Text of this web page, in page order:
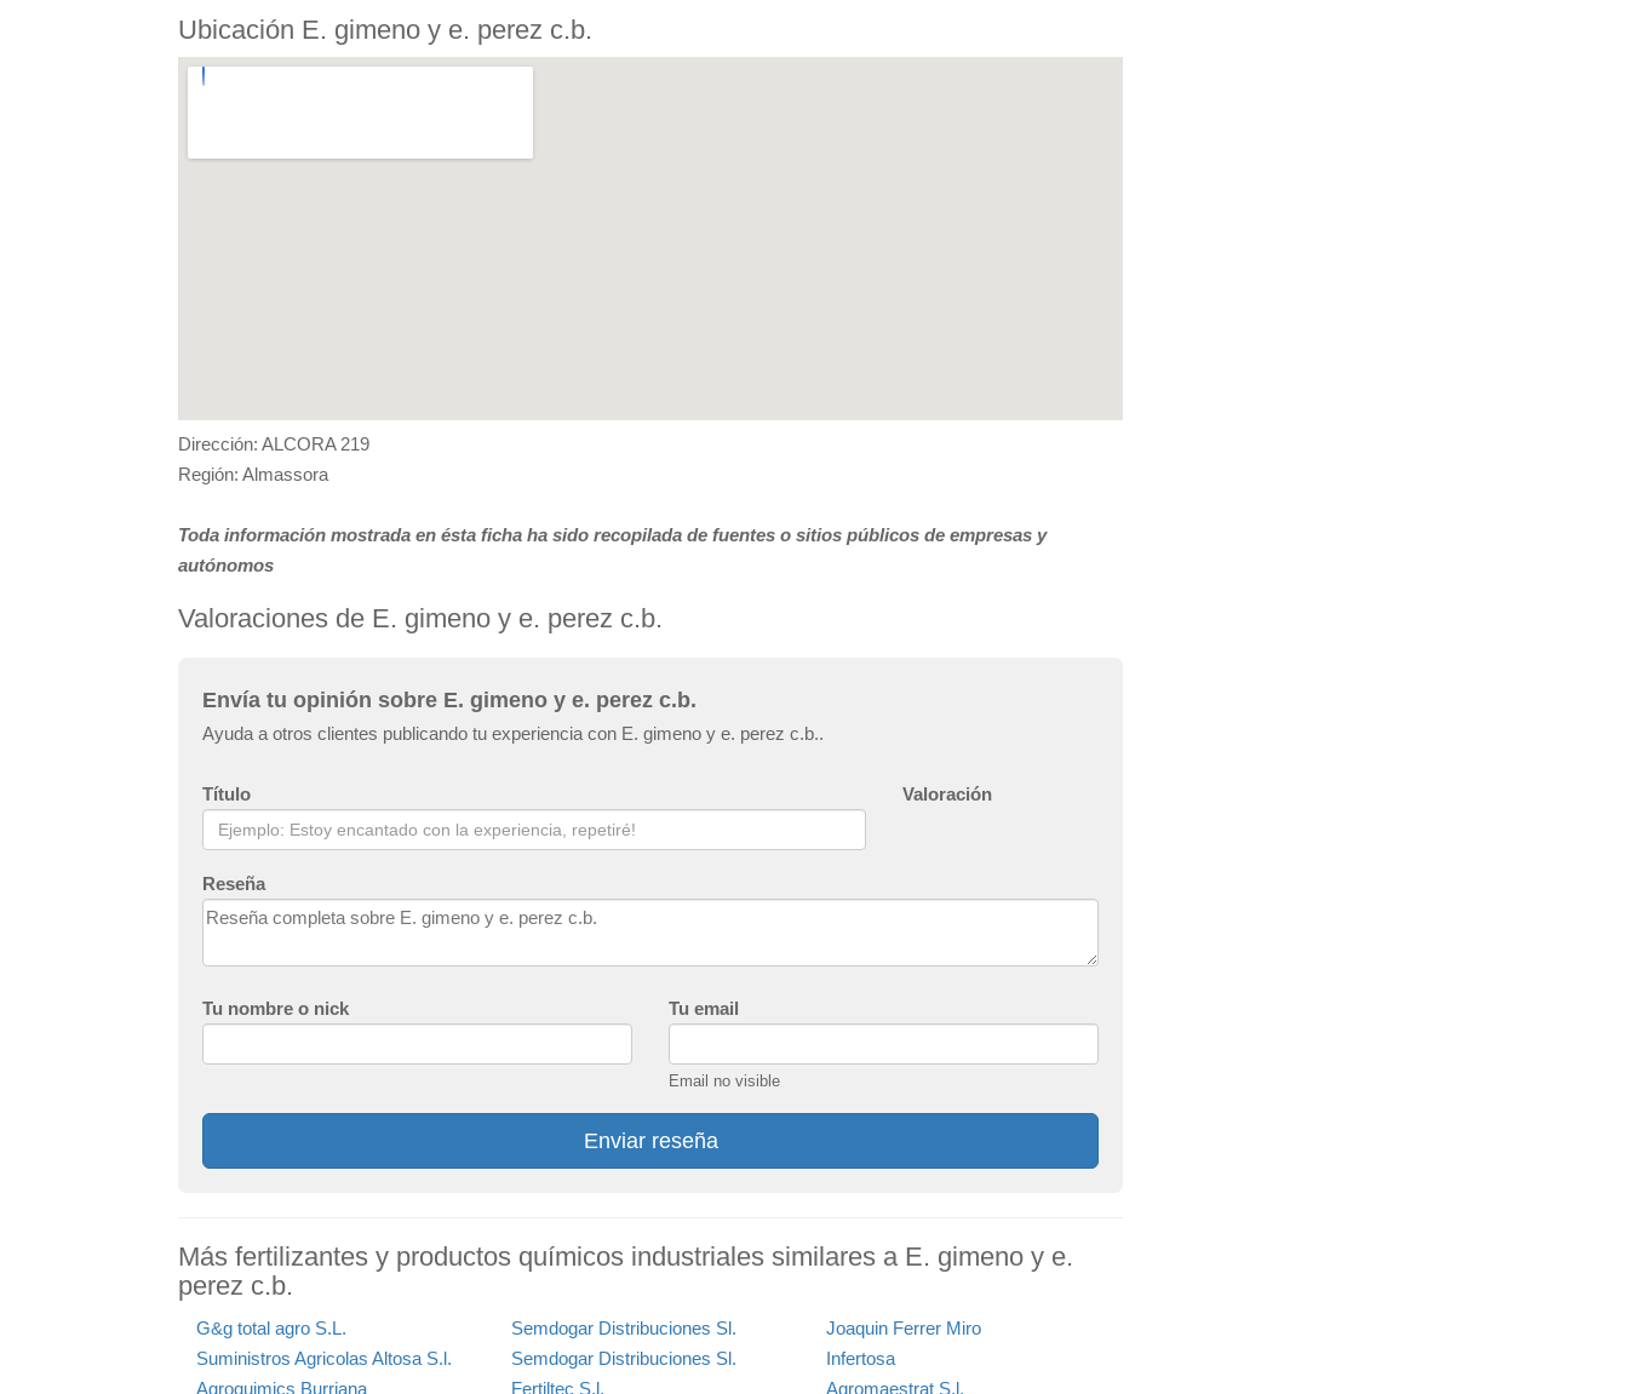
Ubicación E. gimeno y e. perez c.b.
Dirección: ALCORA 219
Región: Almassora
Toda información mostrada en ésta ficha ha sido recopilada de fuentes o sitios públicos de empresas y
autónomos
Valoraciones de E. gimeno y e. perez c.b.
Envía tu opinión sobre E. gimeno y e. perez c.b.
Ayuda a otros clientes publicando tu experiencia con E. gimeno y e. perez c.b..
Título Valoración
Reseña
Tu nombre o nick Tu email
Email no visible
Enviar reseña
Más fertilizantes y productos químicos industriales similares a E. gimeno y e.
perez c.b.
G&g total agro S.L. Semdogar Distribuciones Sl.
Joaquin Ferrer Miro
Suministros Agricolas Altosa S.l.
Semdogar Distribuciones Sl.
Infertosa
Agroquimics Burriana
Fertiltec S.l. Agromaestrat S.l.